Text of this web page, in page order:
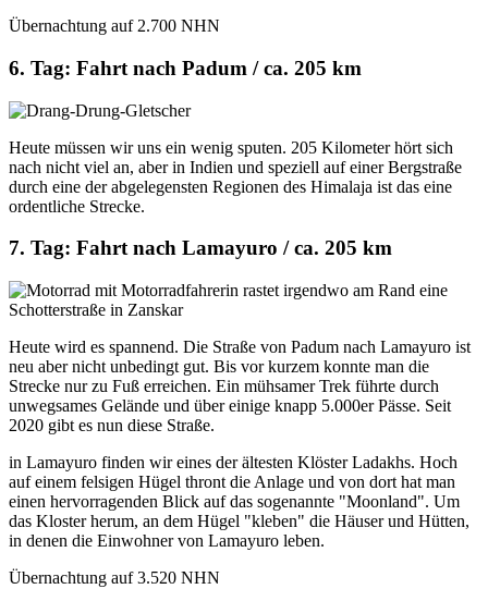
Übernachtung auf 2.700 NHN
6. Tag: Fahrt nach Padum / ca. 205 km
Heute müssen wir uns ein wenig sputen. 205 Kilometer hört sich
nach nicht viel an, aber in Indien und speziell auf einer Bergstraße
durch eine der abgelegensten Regionen des Himalaja ist das eine
ordentliche Strecke.
7. Tag: Fahrt nach Lamayuro / ca. 205 km
Heute wird es spannend. Die Straße von Padum nach Lamayuro ist
neu aber nicht unbedingt gut. Bis vor kurzem konnte man die
Strecke nur zu Fuß erreichen. Ein mühsamer Trek führte durch
unwegsames Gelände und über einige knapp 5.000er Pässe. Seit
2020 gibt es nun diese Straße.
in Lamayuro finden wir eines der ältesten Klöster Ladakhs. Hoch
auf einem felsigen Hügel thront die Anlage und von dort hat man
einen hervorragenden Blick auf das sogenannte "Moonland". Um
das Kloster herum, an dem Hügel "kleben" die Häuser und Hütten,
in denen die Einwohner von Lamayuro leben.
Übernachtung auf 3.520 NHN